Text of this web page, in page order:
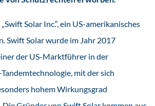
Solar Inc.“, ein US-amerikanisches
Swift Solar wurde im Jahr 2017
der US-Marktführer in der
mit der sich
hohem Wirkungsgrad